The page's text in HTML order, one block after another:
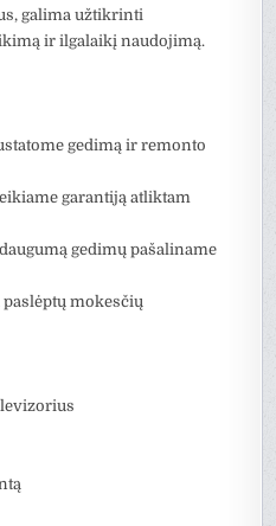
galima užtikrinti
ir ilgalaikį naudojimą.
gedimą ir remonto
garantiją atliktam
gedimų pašaliname
mokesčių